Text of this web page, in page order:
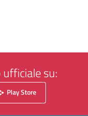
su:
Play Store